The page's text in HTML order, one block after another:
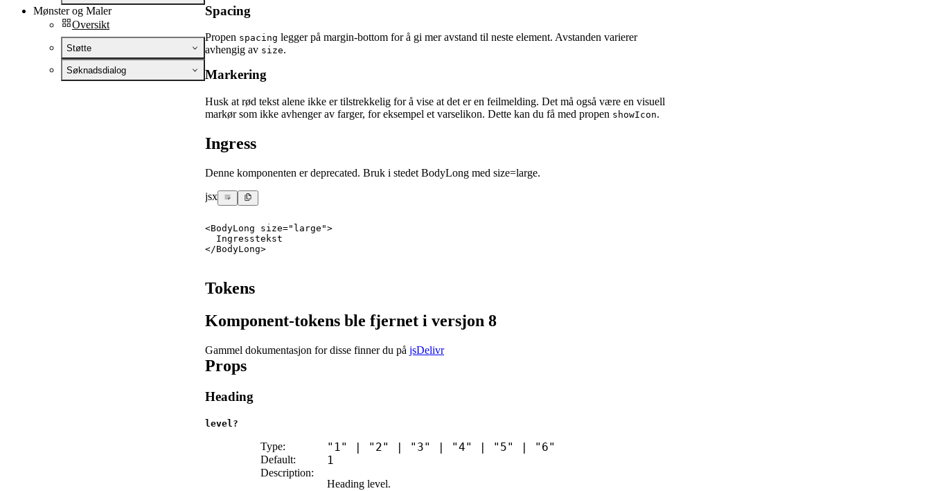
Mønster og Maler
Oversikt
Støtte
Søknadsdialog
Spacing
Propen spacing legger på margin-bottom for å gi mer avstand til neste element. Avstanden varierer
avhengig av size.
Markering
Husk at rød tekst alene ikke er tilstrekkelig for å vise at det er en feilmelding. Det må også være en visuell
markør som ikke avhenger av farger, for eksempel et varselikon. Dette kan du få med propen showIcon.
Ingress
Denne komponenten er deprecated. Bruk i stedet BodyLong med size=large.
jsx
<BodyLong size=" large ">
  Ingresstekst
</BodyLong>
Tokens
Komponent-tokens ble fjernet i versjon 8
Gammel dokumentasjon for disse finner du på jsDelivr
Props
Heading
level?
Type: "1" "2" "3" "4" "5" "6"
Default: 1
Description:
Heading level.